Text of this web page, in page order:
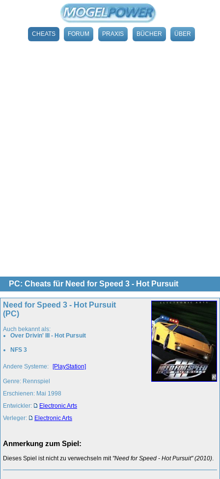
CHEATS FORUM PRAXIS BÜCHER ÜBER
PC: Cheats für Need for Speed 3 - Hot Pursuit
Need for Speed 3 - Hot Pursuit
(PC)
Auch bekannt als:
Over Drivin' III - Hot Pursuit
NFS 3
Andere Systeme: [PlayStation]
Genre: Rennspiel
Erschienen: Mai 1998
Entwickler:
Electronic Arts
Verleger:
Electronic Arts
Anmerkung zum Spiel:
Dieses Spiel ist nicht zu verwechseln mit "Need for Speed - Hot Pursuit" (2010)